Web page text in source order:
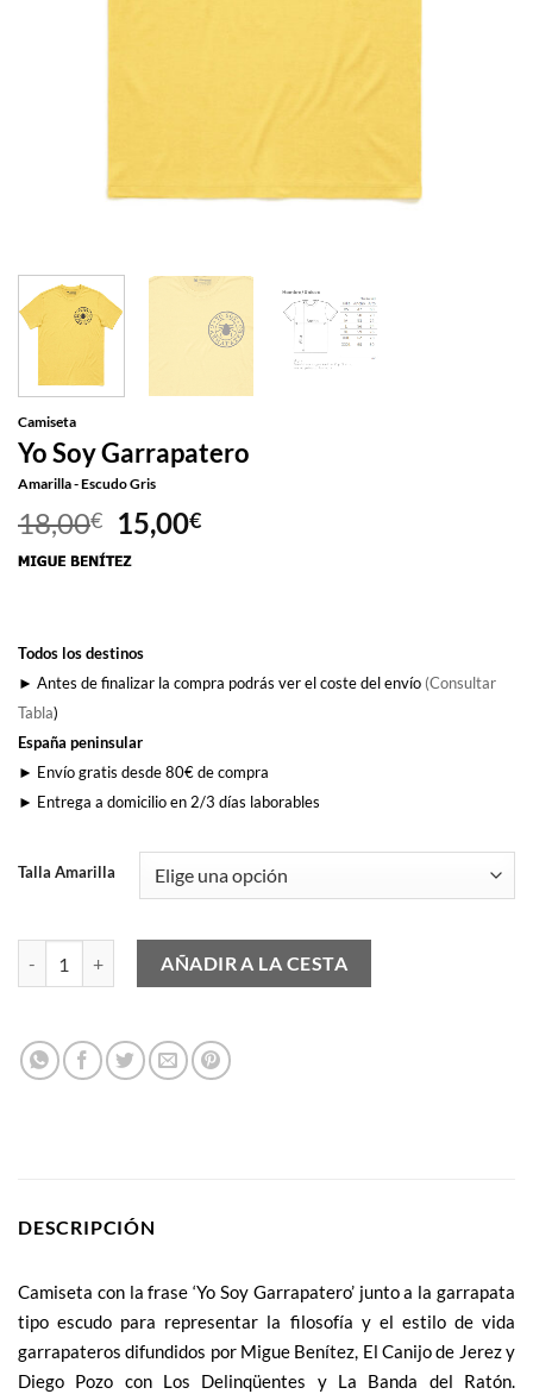
Camiseta
Yo Soy Garrapatero
Amarilla - Escudo Gris
18,00€
El
precio
15,00€El
Todos los destinos
► Antes de finalizar la compra podrás ver el coste del envío (Consultar
Tabla)
España peninsular
► Envío gratis desde 80€ de compra
► Entrega a domicilio en 2/3 días laborables
Talla Amarilla
Yo Soy Garrapatero cantidadAÑADIR A LA CESTA
DESCRIPCIÓN
Camiseta con la frase ‘Yo Soy Garrapatero’ junto a la garrapata
tipo escudo para representar la filosofía y el estilo de vida
garrapateros difundidos por Migue Benítez, El Canijo de Jerez y
Diego Pozo con Los Delinqüentes y La Banda del Ratón.